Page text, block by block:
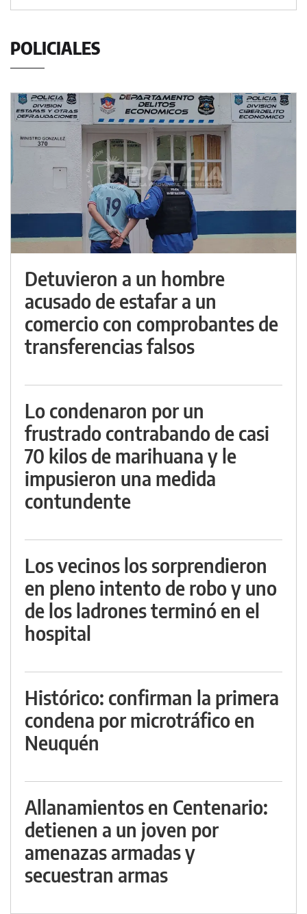
POLICIALES
Detuvieron a un hombre
acusado de estafar a un
comercio con comprobantes de
transferencias falsos
Lo condenaron por un
frustrado contrabando de casi
70 kilos de marihuana y le
impusieron una medida
contundente
Los vecinos los sorprendieron
en pleno intento de robo y uno
de los ladrones terminó en el
hospital
Histórico: confirman la primera
condena por microtráfico en
Neuquén
Allanamientos en Centenario:
detienen a un joven por
amenazas armadas y
secuestran armas